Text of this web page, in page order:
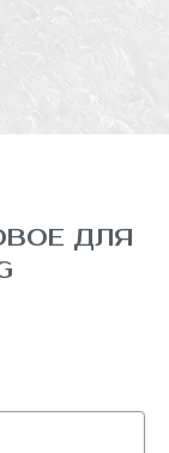
ДЛЯ